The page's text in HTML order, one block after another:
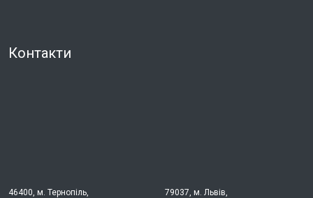
Контакти
46400, м. Тернопіль, 79037, м. Львів,